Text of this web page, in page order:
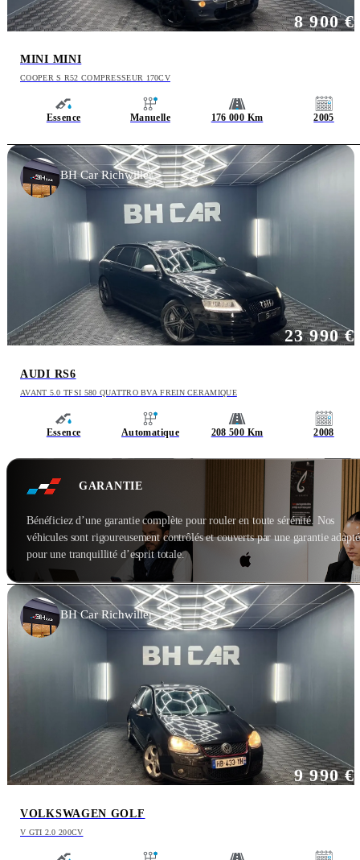
MINI MINI
COOPER S R52 COMPRESSEUR 170CV
Essence Manuelle 176 000 Km 2005
8 900 €
AUDI RS6
AVANT 5.0 TFSI 580 QUATTRO BVA FREIN CERAMIQUE
Essence Automatique 208 500 Km 2008
23 990 €
BH Car Richwiller
GARANTIE
Bénéficiez d’une garantie complète pour rouler en toute sérénité. Nos
véhicules sont rigoureusement contrôlés et couverts par une garantie
pour une tranquillité d’esprit totale.
VOLKSWAGEN GOLF
V GTI 2.0 200CV
9 990 €
BH Car Richwiller